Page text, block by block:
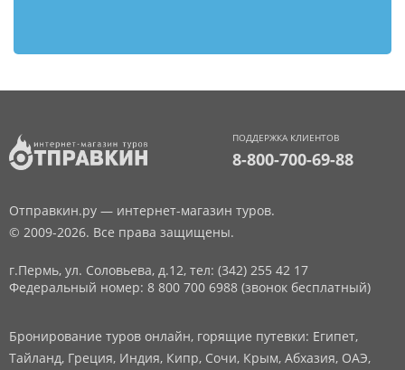
ПОДДЕРЖКА КЛИЕНТОВ
8-800-700-69-88
Отправкин.ру — интернет-магазин туров.
© 2009-2026. Все права защищены.
г.Пермь, ул. Соловьева, д.12, тел: (342) 255 42 17
Федеральный номер: 8 800 700 6988 (звонок бесплатный)
Бронирование туров онлайн, горящие путевки: Египет,
Тайланд, Греция, Индия, Кипр, Сочи, Крым, Абхазия, ОАЭ,